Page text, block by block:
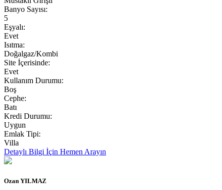
Banyo Sayısı:
5
Eşyalı:
Evet
Isıtma:
Doğalgaz/Kombi
Site İçerisinde:
Evet
Kullanım Durumu:
Boş
Cephe:
Batı
Kredi Durumu:
Uygun
Emlak Tipi:
Villa
Detaylı Bilgi İçin Hemen Arayın
Ozan YILMAZ